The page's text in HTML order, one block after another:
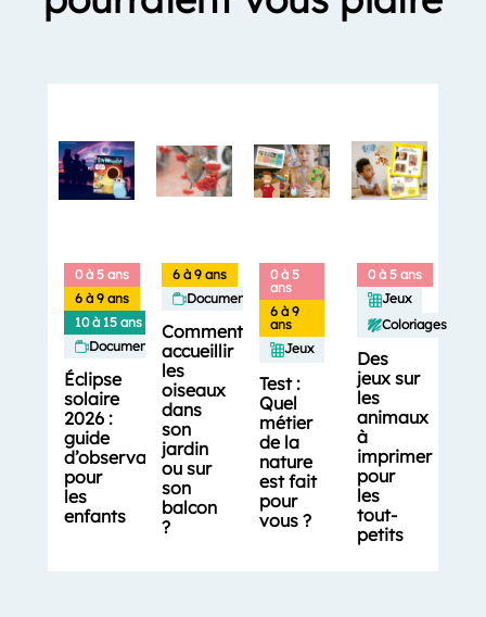
0 à 5 ans
6 à 9 ans
10 à 15 ans
Documentaires
Éclipse
solaire
2026 :
guide
d’observation
pour
les
enfants
6 à 9 ans
Documentaires
Comment
accueillir
les
oiseaux
dans
son
jardin
ou sur
son
balcon
?
0 à 5
ans
6 à 9
ans
Jeux
Test :
Quel
métier
de la
nature
est fait
pour
vous ?
0 à 5 ans
Jeux
Coloriages
Des
jeux sur
les
animaux
à
imprimer
pour
les
tout-
petits